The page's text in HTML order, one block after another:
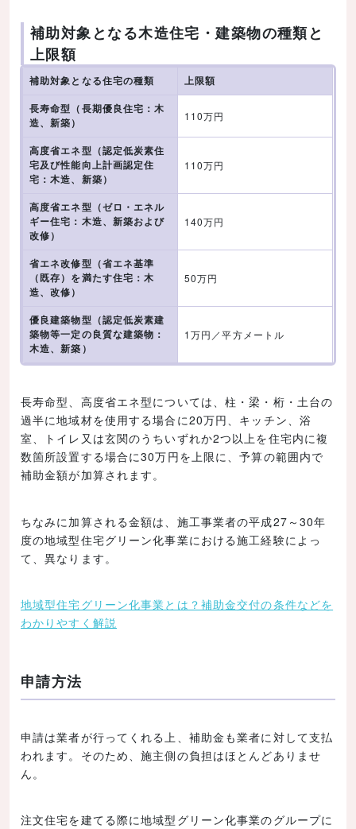
補助対象となる木造住宅・建築物の種類と
上限額
補助対象となる住宅の種類 上限額
長寿命型（長期優良住宅：木
造、新築）
110万円
高度省エネ型（認定低炭素住
宅及び性能向上計画認定住
宅：木造、新築）
110万円
高度省エネ型（ゼロ・エネル
ギー住宅：木造、新築および
改修）
140万円
省エネ改修型（省エネ基準
（既存）を満たす住宅：木
造、改修）
50万円
優良建築物型（認定低炭素建
築物等一定の良質な建築物：
木造、新築）
1万円／平方メートル
長寿命型、高度省エネ型については、柱・梁・桁・土台の
過半に地域材を使用する場合に20万円、キッチン、浴
室、トイレ又は玄関のうちいずれか2つ以上を住宅内に複
数箇所設置する場合に30万円を上限に、予算の範囲内で
補助金額が加算されます。
ちなみに加算される金額は、施工事業者の平成27～30年
度の地域型住宅グリーン化事業における施工経験によっ
て、異なります。
地域型住宅グリーン化事業とは？補助金交付の条件などを
わかりやすく解説
申請方法
申請は業者が行ってくれる上、補助金も業者に対して支払
われます。そのため、施主側の負担はほとんどありませ
ん。
注文住宅を建てる際に地域型グリーン化事業のグループに